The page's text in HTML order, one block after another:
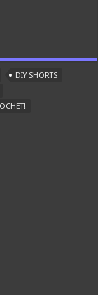
DIY SHORTS